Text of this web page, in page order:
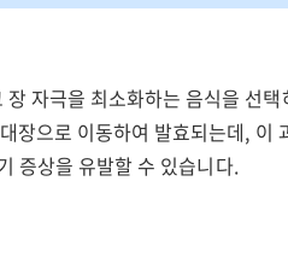
자극을 최소화하는 음식을 선택
장으로 이동하여 발효되는데, 이
증상을 유발할 수 있습니다.